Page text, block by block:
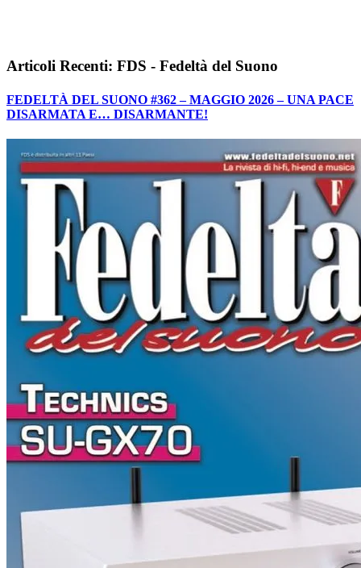
Articoli Recenti: FDS - Fedeltà del Suono
FEDELTÀ DEL SUONO #362 – MAGGIO 2026 – UNA PACE
DISARMATA E… DISARMANTE!